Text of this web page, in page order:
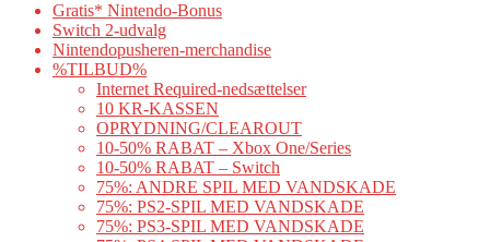
Gratis* Nintendo-Bonus
Switch 2-udvalg
Nintendopusheren-merchandise
%TILBUD%
Internet Required-nedsættelser
10 KR-KASSEN
OPRYDNING/CLEAROUT
10-50% RABAT – Xbox One/Series
10-50% RABAT – Switch
75%: ANDRE SPIL MED VANDSKADE
75%: PS2-SPIL MED VANDSKADE
75%: PS3-SPIL MED VANDSKADE